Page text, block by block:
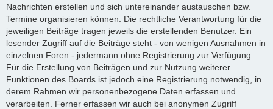
Nachrichten erstellen und sich untereinander austauschen bzw.
Termine organisieren können. Die rechtliche Verantwortung für die
jeweiligen Beiträge tragen jeweils die erstellenden Benutzer. Ein
lesender Zugriff auf die Beiträge steht - von wenigen Ausnahmen in
einzelnen Foren - jedermann ohne Registrierung zur Verfügung.
Für die Erstellung von Beiträgen und zur Nutzung weiterer
Funktionen des Boards ist jedoch eine Registrierung notwendig, in
derem Rahmen wir personenbezogene Daten erfassen und
verarbeiten. Ferner erfassen wir auch bei anonymen Zugriff